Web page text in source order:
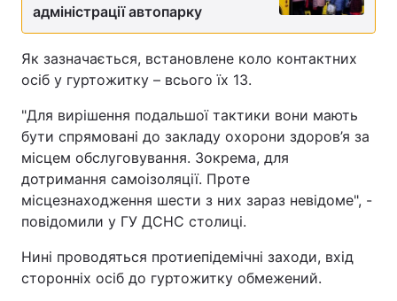
адміністрації автопарку
Як зазначається, встановлене коло контактних
осіб у гуртожитку – всього їх 13.
"Для вирішення подальшої тактики вони мають
бути спрямовані до закладу охорони здоров’я за
місцем обслуговування. Зокрема, для
дотримання самоізоляції. Проте
місцезнаходження шести з них зараз невідоме", -
повідомили у ГУ ДСНС столиці.
Нині проводяться протиепідемічні заходи, вхід
сторонніх осіб до гуртожитку обмежений.